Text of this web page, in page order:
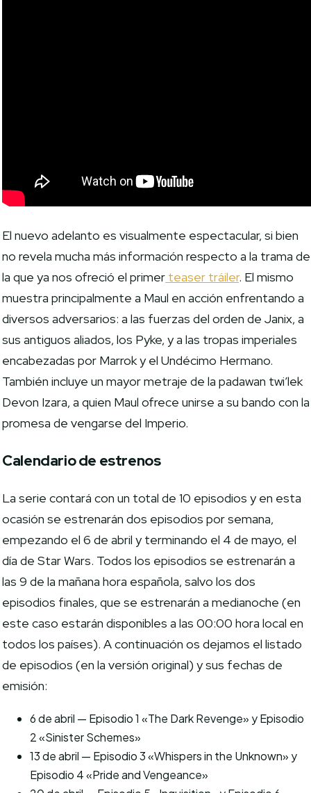
El nuevo adelanto es visualmente espectacular, si bien
no revela mucha más información respecto a la trama de
la que ya nos ofreció el primer teaser tráiler. El mismo
muestra principalmente a Maul en acción enfrentando a
diversos adversarios: a las fuerzas del orden de Janix, a
sus antiguos aliados, los Pyke, y a las tropas imperiales
encabezadas por Marrok y el Undécimo Hermano.
También incluye un mayor metraje de la padawan twi’lek
Devon Izara, a quien Maul ofrece unirse a su bando con la
promesa de vengarse del Imperio.
Calendario de estrenos
La serie contará con un total de 10 episodios y en esta
ocasión se estrenarán dos episodios por semana,
empezando el 6 de abril y terminando el 4 de mayo, el
día de Star Wars. Todos los episodios se estrenarán a
las 9 de la mañana hora española, salvo los dos
episodios finales, que se estrenarán a medianoche (en
este caso estarán disponibles a las 00:00 hora local en
todos los países).A continuación os dejamos el listado
de episodios (en la versión original) y sus fechas de
emisión:
6 de abril — Episodio 1 «The Dark Revenge» y Episodio
2 «Sinister Schemes»
13 de abril — Episodio 3 «Whispers in the Unknown» y
Episodio 4 «Pride and Vengeance»